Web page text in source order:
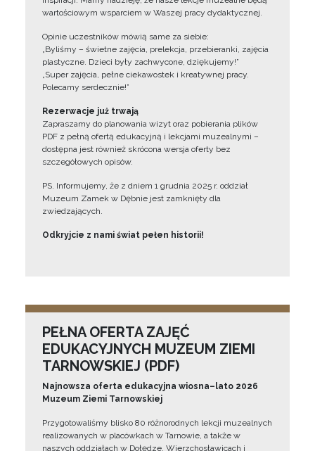
wartościowym wsparciem w Waszej pracy dydaktycznej.
Opinie uczestników mówią same za siebie:
„Byliśmy – świetne zajęcia, prelekcja, przebieranki, zajęcia
plastyczne. Dzieci były zachwycone, dziękujemy!”
„Super zajęcia, pełne ciekawostek i kreatywnej pracy.
Polecamy serdecznie!”
Rezerwacje już trwają
Zapraszamy do planowania wizyt oraz pobierania plików
PDF z pełną ofertą edukacyjną i lekcjami muzealnymi –
dostępna jest również skrócona wersja oferty bez
szczegółowych opisów.
PS. Informujemy, że z dniem 1 grudnia 2025 r. oddział
Muzeum Zamek w Dębnie jest zamknięty dla
zwiedzających.
Odkryjcie z nami świat pełen historii!
PEŁNA OFERTA ZAJĘĆ
EDUKACYJNYCH MUZEUM ZIEMI
TARNOWSKIEJ (PDF)
Najnowsza oferta edukacyjna wiosna–lato 2026
Muzeum Ziemi Tarnowskiej
Przygotowaliśmy blisko 80 różnorodnych lekcji muzealnych
realizowanych w placówkach w Tarnowie, a także w
naszych oddziałach w Dołędze, Wierzchosławicach i